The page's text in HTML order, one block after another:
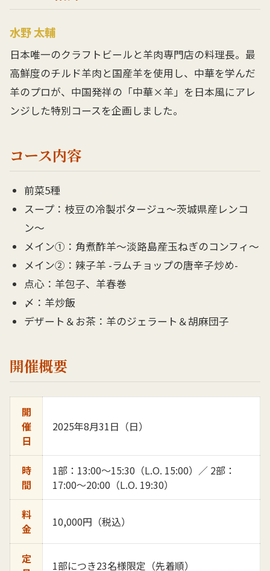
水野 太輔
日本唯一のクラフトビールと羊肉専門店の料理長。最
高鮮度のチルド羊肉と国産羊を使用し、中華を学んだ
羊のプロが、中国発祥の「中華×羊」を日本風にアレ
ンジした特別コースを企画しました。
コース内容
前菜5種
スープ：枝豆の冷製ポタージュ〜茨城県産レンコ
ン〜
メイン①：角煮酢羊〜淡路島産玉ねぎのコンフィ〜
メイン②：辣子羊 -ラムチョップの唐辛子炒め-
点心：羊包子、羊春巻
〆：羊炒飯
デザート＆お茶：羊のジェラート＆胡麻団子
開催概要
開
催
日
2025年8月31日（日）
時
間
1部：13:00〜15:30（L.O. 15:00）／ 2部：
17:00〜20:00（L.O. 19:30）
料
金
10,000円（税込）
定
1部につき23名様限定（先着順）